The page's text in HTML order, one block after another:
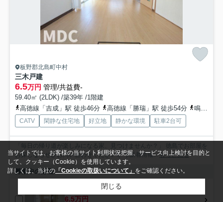
板野郡北島町中村
三木戸建
6.5万円 管理/共益費-
59.40㎡ (2LDK) /築39年 /1階建
高徳線「吉成」駅 徒歩46分
高徳線「勝瑞」駅 徒歩54分 鳴門線「立道」駅 徒歩55分
CATV 閑静な住宅地 好立地 静かな環境 駐車2台可
「毎日の帰り道が楽しみになる家、見つけませんか？」 徳島でお部屋を
お探しならぜひお問い合わせください!(^^)!新着情報...もっと見る
募集中の部屋
6.5万円
当サイトでは、お客様の当サイト利用状況把握、サービス向上検討を目的と
して、クッキー（Cookie）を使用しています。
詳しくは、当社の 「Cookieの取扱いについて」 をご確認ください。
閉じる